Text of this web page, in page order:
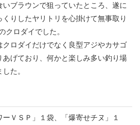
ブラウンで狙っていたところ、遂に
りしたヤリトリを心掛けて無事取り
クロダイでした。
クロダイだけでなく良型アジやカサゴ
あげており、何かと楽しみ多い釣り場
た。
ーＶＳＰ」１袋、「爆寄せチヌ」１